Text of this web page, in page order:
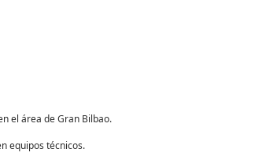
el área de Gran Bilbao.
equipos técnicos.